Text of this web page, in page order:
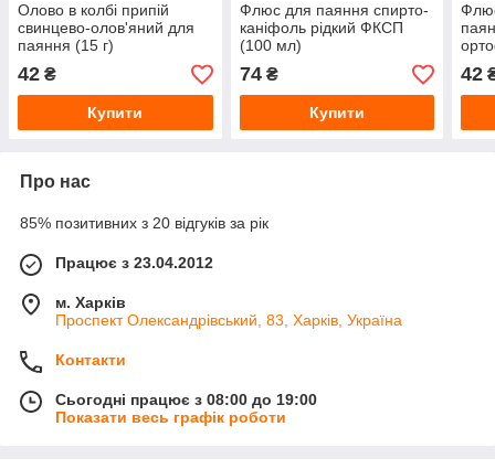
Олово в колбі припій
свинцево-олов'яний для
паяння (15 г)
42 ₴
Купити
Флюс для паяння спирто-
каніфоль рідкий ФКСП
(100 мл)
74₴
Купити
42
Про нас
85% позитивних з 20 відгуків за рік
Працює з 23.04.2012
м. Харків
Проспект Олександрівський, 83, Харків, Україна
Контакти
Сьогодні працює з 08:00 до 19:00
Показати весь графік роботи